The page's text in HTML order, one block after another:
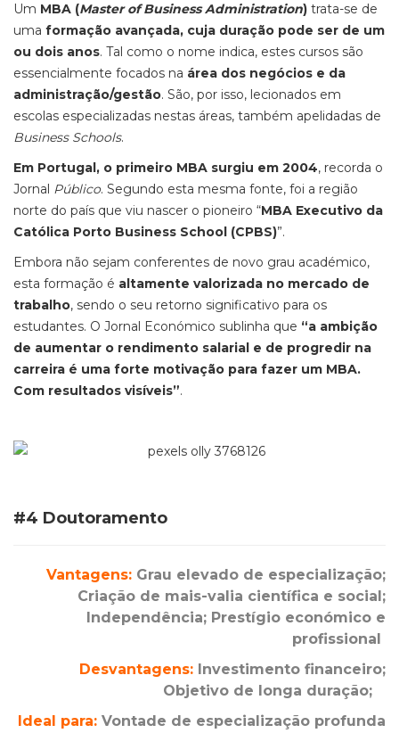
Um MBA (Master of Business Administration) trata-se de
uma formação avançada, cuja duração pode ser de um
ou dois anos. Tal como o nome indica, estes cursos são
essencialmente focados na área dos negócios e da
administração/gestão. São, por isso, lecionados em
escolas especializadas nestas áreas, também apelidadas de
Business Schools.
Em Portugal, o primeiro MBA surgiu em 2004, recorda o
Jornal Público. Segundo esta mesma fonte, foi a região
norte do país que viu nascer o pioneiro “MBA Executivo da
Católica Porto Business School (CPBS)”.
Embora não sejam conferentes de novo grau académico,
esta formação é altamente valorizada no mercado de
trabalho, sendo o seu retorno significativo para os
estudantes. O Jornal Económico sublinha que “a ambição
de aumentar o rendimento salarial e de progredir na
carreira é uma forte motivação para fazer um MBA.
Com resultados visíveis”.
#4 Doutoramento
Vantagens: Grau elevado de especialização;
Criação de mais-valia científica e social;
Independência; Prestígio económico e
profissional
Desvantagens: Investimento financeiro;
Objetivo de longa duração;
Ideal para: Vontade de especialização profunda